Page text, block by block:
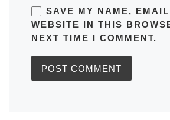
SAVE MY NAME,
WEBSITE IN THIS
NEXT TIME I COMMENT.